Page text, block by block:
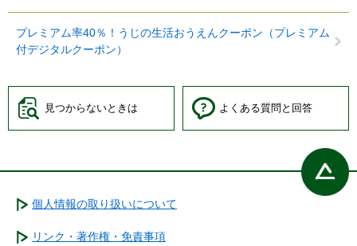
プレミアム率40％！うじの生活おうえんクーポン（プレミアム
付デジタルクーポン）
見つからないときは よくある質問と回答
個人情報の取り扱いについて
リンク・著作権・免責事項